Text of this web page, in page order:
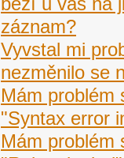
záznam?
Vyvstal mi
nezměnilo se
Mám problém
"Syntax error
Mám problém